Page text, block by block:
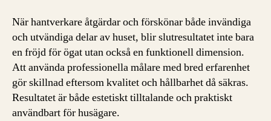
När hantverkare åtgärdar och förskönar både invändiga
och utvändiga delar av huset, blir slutresultatet inte bara
en fröjd för ögat utan också en funktionell dimension.
Att använda professionella målare med bred erfarenhet
gör skillnad eftersom kvalitet och hållbarhet då säkras.
Resultatet är både estetiskt tilltalande och praktiskt
användbart för husägare.